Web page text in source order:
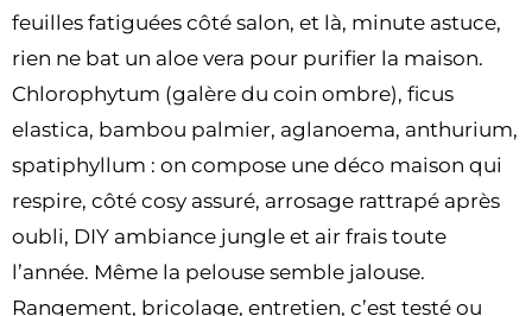
feuilles fatiguées côté salon, et là, minute astuce,
rien ne bat un aloe vera pour purifier la maison.
Chlorophytum (galère du coin ombre), ficus
elastica, bambou palmier, aglanoema, anthurium,
spatiphyllum : on compose une déco maison qui
respire, côté cosy assuré, arrosage rattrapé après
oubli, DIY ambiance jungle et air frais toute
l’année. Même la pelouse semble jalouse.
Rangement, bricolage, entretien, c’est testé ou